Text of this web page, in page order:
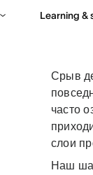
Learning &
Срыв
часто
слои
Наш